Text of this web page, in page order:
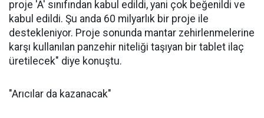
proje 'A' sınıfından kabul edildi, yani çok beğenildi ve
kabul edildi. Şu anda 60 milyarlık bir proje ile
destekleniyor. Proje sonunda mantar zehirlenmelerine
karşı kullanılan panzehir niteliği taşıyan bir tablet ilaç
üretilecek" diye konuştu.
"Arıcılar da kazanacak"